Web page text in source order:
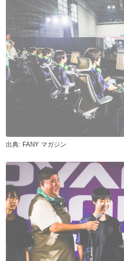
出典: FANY マガジン